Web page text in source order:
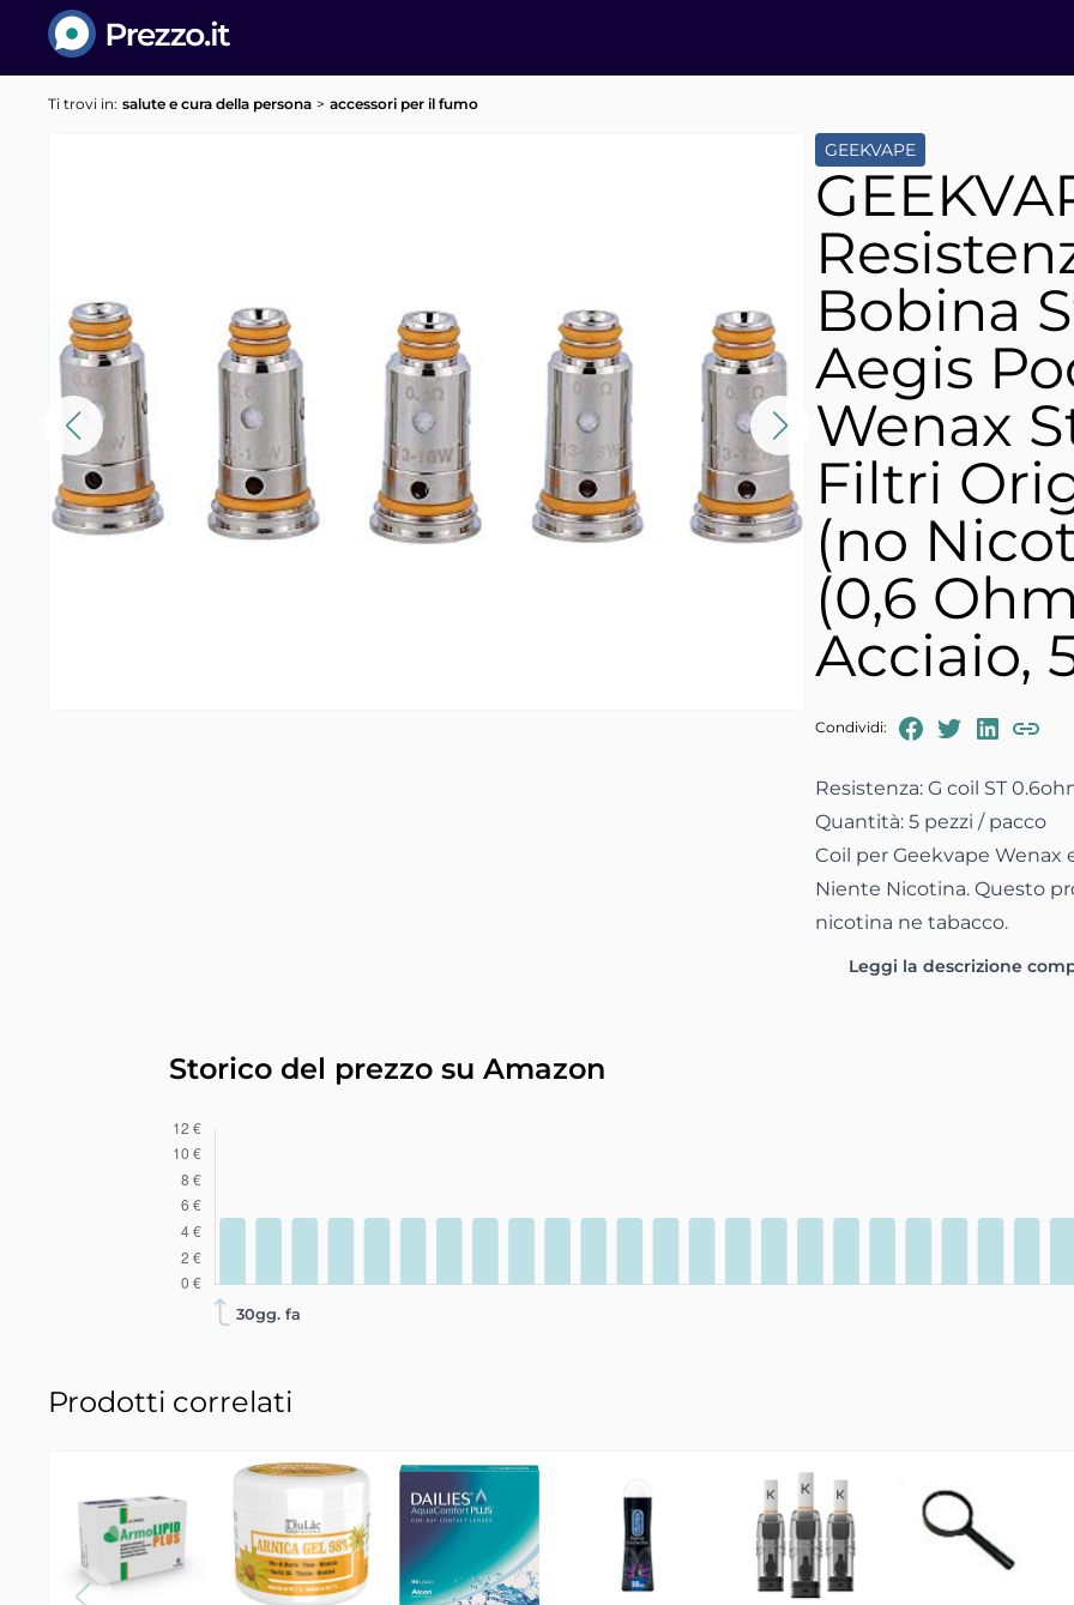
Prezzo.it
Ti trovi in: salute e cura della persona accessori per il fumo
GEEKVAPE
Bobina
Aegis
Wenax
Filtri
(no
(0,6
Acciaio,
Condividi: FaceBook
Twitter
Resistenza: G coil ST
Quantità: 5 pezzi / pacco
Coil per Geekvape Wenax
Niente Nicotina. Questo
nicotina ne tabacco.
Leggi la descrizione
Storico del prezzo su Amazon
30gg. fa
Prodotti correlati